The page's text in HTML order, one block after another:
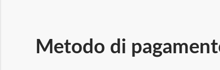
Metodo di